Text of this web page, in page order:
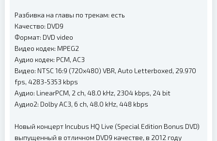
Разбивка на главы по трекам: есть
Качество: DVD9
Формат: DVD video
Видео кодек: MPEG2
Аудио кодек: PCM, AC3
Видео: NTSC 16:9 (720x480) VBR, Auto Letterboxed, 29.970
fps, 4283-5353 kbps
Аудио: LinearPCM, 2 ch, 48.0 kHz, 2304 kbps, 24 bit
Аудио2: Dolby AC3, 6 ch, 48.0 kHz, 448 kbps
Новый концерт Incubus HQ Live (Special Edition Bonus DVD)
выпущенный в отличном DVD9 качестве, в 2012 году